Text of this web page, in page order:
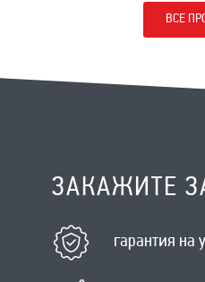
ВСЕ
ЗАКАЖИТЕ
гарантия на